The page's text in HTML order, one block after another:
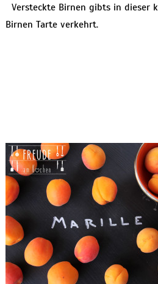
Versteckte Birnen gibts in dieser
Birnen Tarte verkehrt.